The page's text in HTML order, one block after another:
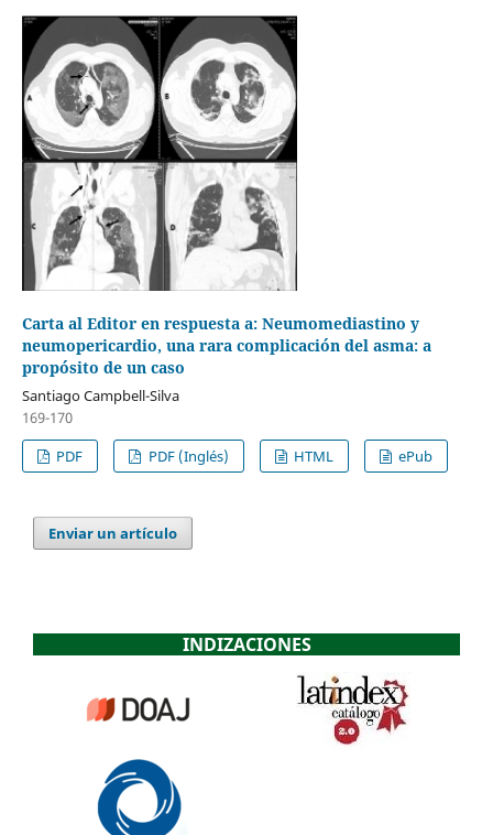
Carta al Editor en respuesta a: Neumomediastino y
neumopericardio, una rara complicación del asma: a
propósito de un caso
Santiago Campbell-Silva
169-170
PDF
PDF (Inglés) HTML ePub
Enviar un artículo
INDIZACIONES